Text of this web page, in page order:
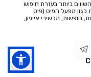
ביותר בעזרת חיפוש
כגון מפעל הפיס (פיס
חופשות, מכשירי אייפון,